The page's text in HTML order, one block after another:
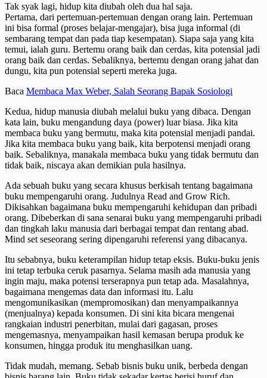
Tak syak lagi, hidup kita diubah oleh dua hal saja.
Pertama, dari pertemuan-pertemuan dengan orang lain. Pertemuan
ini bisa formal (proses belajar-mengajar), bisa juga informal (di
sembarang tempat dan pada tiap kesempatan). Siapa saja yang kita
temui, ialah guru. Bertemu orang baik dan cerdas, kita potensial jadi
orang baik dan cerdas. Sebaliknya, bertemu dengan orang jahat dan
dungu, kita pun potensial seperti mereka juga.
Baca Membaca Max Weber, Salah Seorang Bapak Sosiologi
Kedua, hidup manusia diubah melalui buku yang dibaca. Dengan
kata lain, buku mengandung daya (power) luar biasa. Jika kita
membaca buku yang bermutu, maka kita potensial menjadi pandai.
Jika kita membaca buku yang baik, kita berpotensi menjadi orang
baik. Sebaliknya, manakala membaca buku yang tidak bermutu dan
tidak baik, niscaya akan demikian pula hasilnya.
Ada sebuah buku yang secara khusus berkisah tentang bagaimana
buku mempengaruhi orang. Judulnya Read and Grow Rich.
Dikisahkan bagaimana buku mempengaruhi kehidupan dan pribadi
orang. Dibeberkan di sana senarai buku yang mempengaruhi pribadi
dan tingkah laku manusia dari berbagai tempat dan rentang abad.
Mind set seseorang sering dipengaruhi referensi yang dibacanya.
Itu sebabnya, buku keterampilan hidup tetap eksis. Buku-buku jenis
ini tetap terbuka ceruk pasarnya. Selama masih ada manusia yang
ingin maju, maka potensi terserapnya pun tetap ada. Masalahnya,
bagaimana mengemas data dan informasi itu. Lalu
mengomunikasikan (mempromosikan) dan menyampaikannya
(menjualnya) kepada konsumen. Di sini kita bicara mengenai
rangkaian industri penerbitan, mulai dari gagasan, proses
mengemasnya, menyampaikan hasil kemasan berupa produk ke
konsumen, hingga produk itu menghasilkan uang.
Tidak mudah, memang. Sebab bisnis buku unik, berbeda dengan